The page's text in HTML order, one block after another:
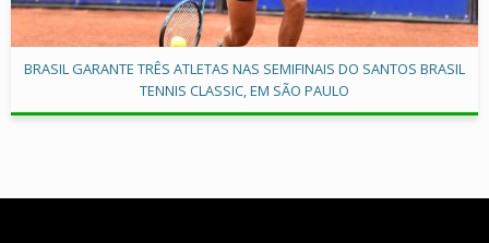
BRASIL GARANTE TRÊS ATLETAS NAS SEMIFINAIS DO SANTOS BRASIL
TENNIS CLASSIC, EM SÃO PAULO